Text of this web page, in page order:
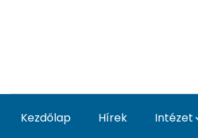
Kezdőlap Hírek Intézet